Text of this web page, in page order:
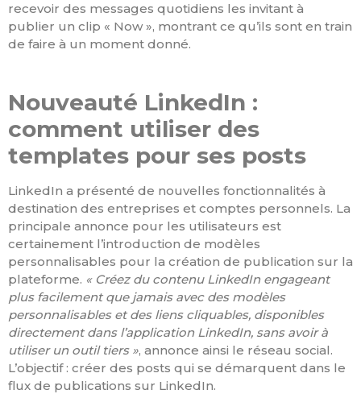
recevoir des messages quotidiens les invitant à
publier un clip « Now », montrant ce qu’ils sont en train
de faire à un moment donné.
Nouveauté LinkedIn :
comment utiliser des
templates pour ses posts
LinkedIn a présenté de nouvelles fonctionnalités à
destination des entreprises et comptes personnels. La
principale annonce pour les utilisateurs est
certainement l’introduction de modèles
personnalisables pour la création de publication sur la
plateforme. « Créez du contenu LinkedIn engageant
plus facilement que jamais avec des modèles
personnalisables et des liens cliquables, disponibles
directement dans l’application LinkedIn, sans avoir à
utiliser un outil tiers », annonce ainsi le réseau social.
L’objectif : créer des posts qui se démarquent dans le
flux de publications sur LinkedIn.